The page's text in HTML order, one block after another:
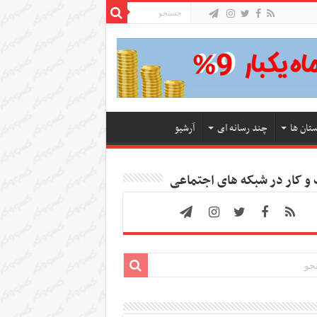
ها چند رسانه ای آرشیو
کار در شبکه های اجتماعی